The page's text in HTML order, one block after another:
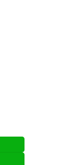
- CARBON